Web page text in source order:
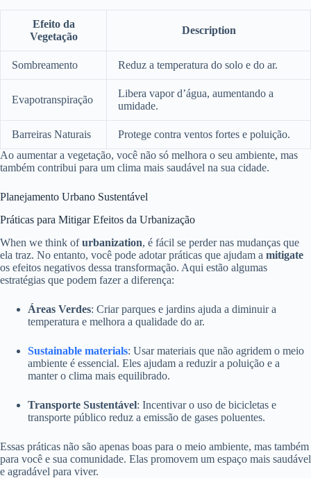
Efeito da
Vegetação
Description
Sombreamento Reduz a temperatura do solo e do ar.
Evapotranspiração
Libera vapor d’água, aumentando a
umidade.
Barreiras Naturais
Protege contra ventos fortes e poluição.
Ao aumentar a vegetação, você não só melhora o seu ambiente, mas
também contribui para um clima mais saudável na sua cidade.
Planejamento Urbano Sustentável
Práticas para Mitigar Efeitos da Urbanização
When we think ofurbanization, é fácil se perder nas mudanças que
ela traz. No entanto, você pode adotar práticas que ajudam a mitigate
os efeitos negativos dessa transformação. Aqui estão algumas
estratégias que podem fazer a diferença:
Áreas Verdes: Criar parques e jardins ajuda a diminuir a
temperatura e melhora a qualidade do ar.
Sustainable materials: Usar materiais que não agridem o meio
ambiente é essencial. Eles ajudam a reduzir a poluição e a
manter o clima mais equilibrado.
Transporte Sustentável: Incentivar o uso de bicicletas e
transporte público reduz a emissão de gases poluentes.
Essas práticas não são apenas boas para o meio ambiente, mas também
para você e sua comunidade. Elas promovem um espaço mais saudável
e agradável para viver.